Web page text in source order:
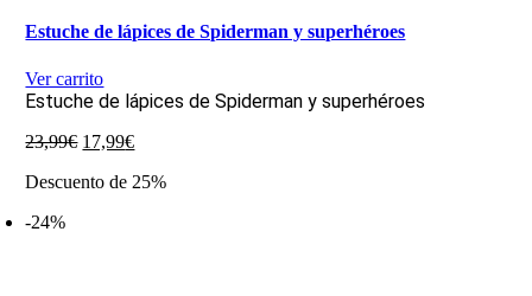
Estuche de lápices de Spiderman y superhéroes
Ver carrito
Estuche de lápices de Spiderman y superhéroes
23,99€ El
original
17,99€El
actual
Descuento de 25%
-24%